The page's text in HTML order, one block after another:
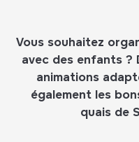
Vous souhaitez
avec des enfants ?
animations
également les
quais de